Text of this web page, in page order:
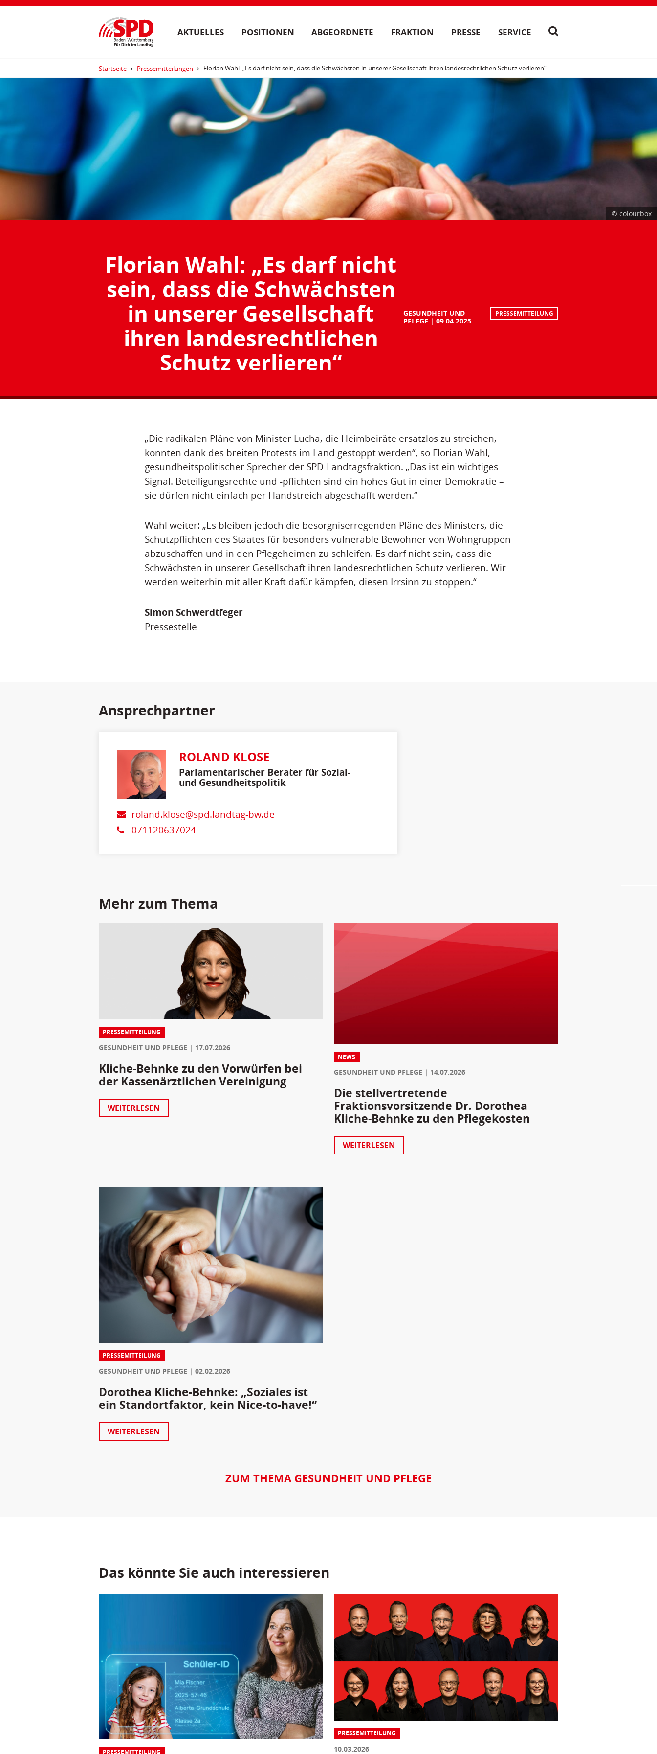
AKTUELLES POSITIONEN ABGEORDNETE FRAKTION PRESSE SERVICE
Startseite Pressemitteilungen Florian Wahl: „Es darf nicht sein, dass die Schwächsten in unserer Gesellschaft ihren landesrechtlichen Schutz verlieren“
© colourbox
Florian Wahl: „Es darf nicht
sein, dass die Schwächsten
in unserer Gesellschaft
ihren landesrechtlichen
Schutz verlieren“
GESUNDHEIT UND
PFLEGE
09.04.2025
PRESSEMITTEILUNG
„Die radikalen Pläne von Minister Lucha, die Heimbeiräte ersatzlos zu streichen,
konnten dank des breiten Protests im Land gestoppt werden“, so Florian Wahl,
gesundheitspolitischer Sprecher der SPD-Landtagsfraktion. „Das ist ein wichtiges
Signal. Beteiligungsrechte und -pflichten sind ein hohes Gut in einer Demokratie –
sie dürfen nicht einfach per Handstreich abgeschafft werden.“
Wahl weiter: „Es bleiben jedoch die besorgniserregenden Pläne des Ministers, die
Schutzpflichten des Staates für besonders vulnerable Bewohner von Wohngruppen
abzuschaffen und in den Pflegeheimen zu schleifen. Es darf nicht sein, dass die
Schwächsten in unserer Gesellschaft ihren landesrechtlichen Schutz verlieren. Wir
werden weiterhin mit aller Kraft dafür kämpfen, diesen Irrsinn zu stoppen.“
Simon Schwerdtfeger
Pressestelle
Ansprechpartner
ROLAND KLOSE
Parlamentarischer Berater für Sozial-
und Gesundheitspolitik
roland.klose@spd.landtag-bw.de
071120637024
Mehr zum Thema
PRESSEMITTEILUNG
GESUNDHEIT UND PFLEGE 17.07.2026
Kliche-Behnke zu den Vorwürfen bei
der Kassenärztlichen Vereinigung
WEITERLESEN
NEWS
GESUNDHEIT UND PFLEGE 14.07.2026
Die stellvertretende
Fraktionsvorsitzende Dr. Dorothea
Kliche-Behnke zu den Pflegekosten
WEITERLESEN
PRESSEMITTEILUNG
GESUNDHEIT UND PFLEGE 02.02.2026
Dorothea Kliche-Behnke: „Soziales ist
ein Standortfaktor, kein Nice-to-have!“
WEITERLESEN
ZUM THEMA GESUNDHEIT UND PFLEGE
Das könnte Sie auch interessieren
PRESSEMITTEILUNG
PRESSEMITTEILUNG
10.03.2026